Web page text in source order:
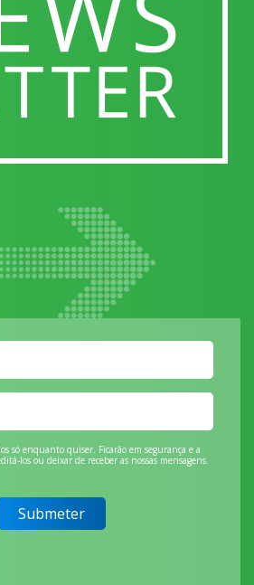
só enquanto quiser. Ficarão em segurança e a
los ou deixar de receber as nossas mensagens.